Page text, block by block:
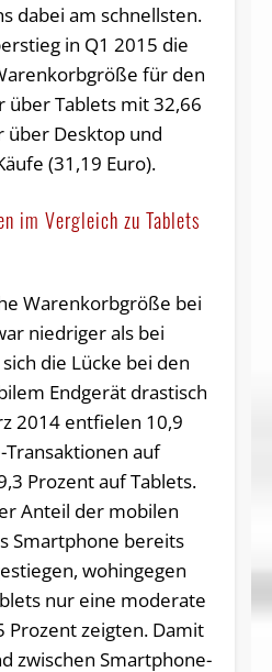
dabei am schnellsten.
in Q1 2015 die
für den
über Tablets mit 32,66
über Desktop und
(31,19 Euro).
im Vergleich zu Tablets
Warenkorbgröße bei
niedriger als bei
die Lücke bei den
Endgerät drastisch
2014 entfielen 10,9
auf
Prozent auf Tablets.
Anteil der mobilen
Smartphone bereits
wohingegen
nur eine moderate
Prozent zeigten. Damit
zwischen Smartphone-